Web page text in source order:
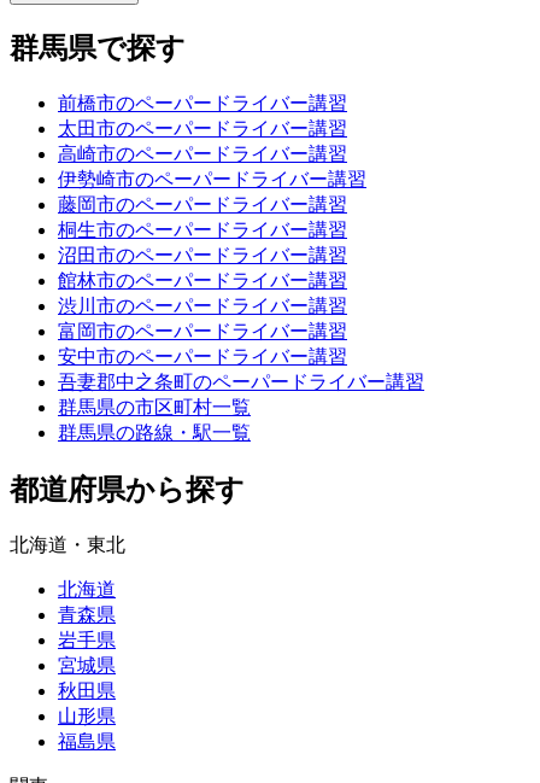
群馬県で探す
前橋市のペーパードライバー講習
太田市のペーパードライバー講習
高崎市のペーパードライバー講習
伊勢崎市のペーパードライバー講習
藤岡市のペーパードライバー講習
桐生市のペーパードライバー講習
沼田市のペーパードライバー講習
館林市のペーパードライバー講習
渋川市のペーパードライバー講習
富岡市のペーパードライバー講習
安中市のペーパードライバー講習
吾妻郡中之条町のペーパードライバー講習
群馬県の市区町村一覧
群馬県の路線・駅一覧
都道府県から探す
北海道・東北
北海道
青森県
岩手県
宮城県
秋田県
山形県
福島県